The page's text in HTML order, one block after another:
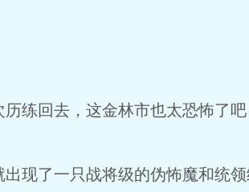
练回去，这金林市也太恐怖了吧
现了一只战将级的伪怖魔和统